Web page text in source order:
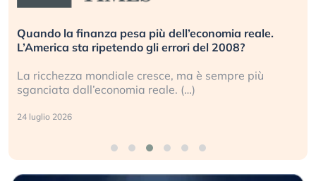
Quando la finanza pesa più dell’economia reale.
L’America sta ripetendo gli errori del 2008?
La ricchezza mondiale cresce, ma è sempre più
sganciata dall’economia reale. (…)
24 luglio 2026